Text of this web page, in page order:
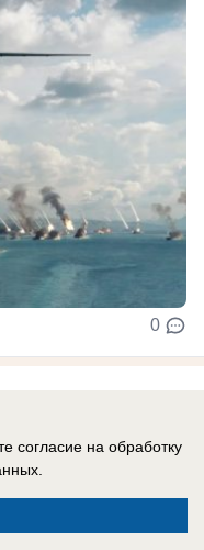
0
Кети
более чем
квартира,
согласие на обработку